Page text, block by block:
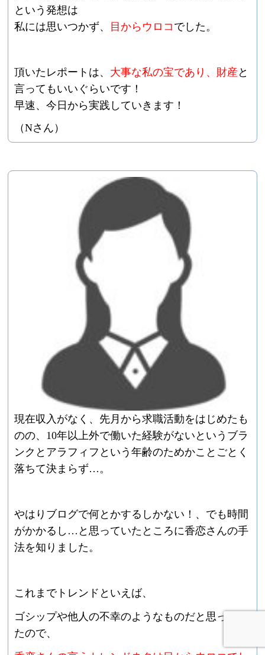
という発想は
私には思いつかず、 目からウロコ でした。
頂いたレポートは、 大事な私の宝であり、財産 と
言ってもいいぐらいです！
早速、今日から実践していきます！
（Nさん）
現在収入がなく、先月から求職活動をはじめたも
のの、 10年以上外で働いた経験がないというブラ
ンクとアラフィフという年齢のためかことごとく
落ちて決まらず… 。
やはりブログで何とかするしかない！、でも時間
がかかるし … と思っていたところに香恋さんの手
法を知りました。
これまでトレンドといえば、
ゴシップや他人の不幸のようなものだと思ってい
たので、